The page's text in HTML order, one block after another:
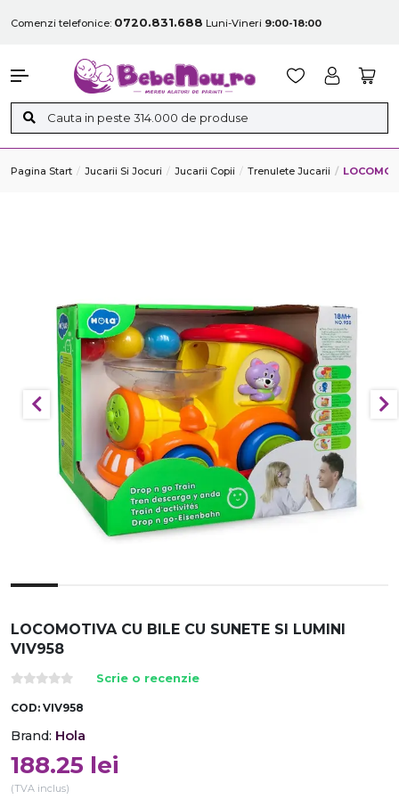
Comenzi telefonice: 0720.831.688 Luni-Vineri 9:00-18:00
Pagina Start Jucarii Si Jocuri Jucarii Copii Trenulete Jucarii
LOCOMOTIVA CU BILE CU SUNETE SI LUMINI
VIV958
Scrie o recenzie
COD: VIV958
Brand: Hola
188.25 lei
(TVA inclus)